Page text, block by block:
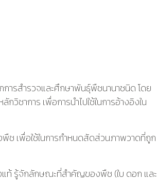
ารสำรวจและศึกษาพันธุ์พืชนานาชนิด โดย
ชาการ เพื่อการนำไปใช้ในการอ้างอิงใน
ช เพื่อใช้ในการกำหนดสัดส่วนภาพวาดที่ถูก
ท้ รู้จักลักษณะที่สำคัญของพืช (ใบ ดอก และ